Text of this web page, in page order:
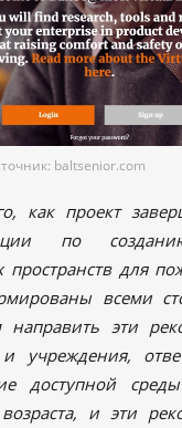
baltsenior.com
как проект
по
пространств для
всеми
направить эти
учреждения,
доступной
и эти